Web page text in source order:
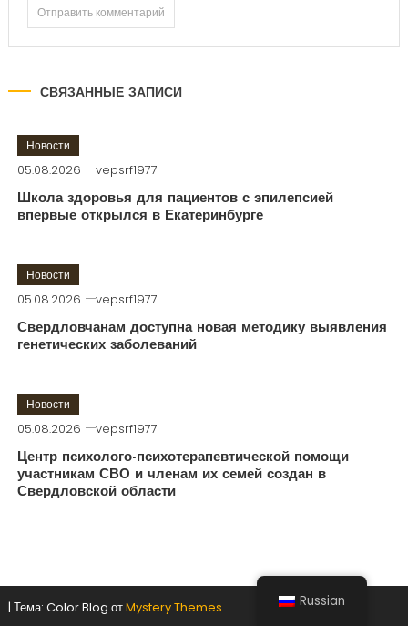
СВЯЗАННЫЕ ЗАПИСИ
Новости
05.08.2026 vepsrf1977
Школа здоровья для пациентов с эпилепсией
впервые открылся в Екатеринбурге
Новости
05.08.2026 vepsrf1977
Свердловчанам доступна новая методику выявления
генетических заболеваний
Новости
05.08.2026 vepsrf1977
Центр психолого-психотерапевтической помощи
участникам СВО и членам их семей создан в
Свердловской области
| Тема: Color Blog отMystery Themes. Russian